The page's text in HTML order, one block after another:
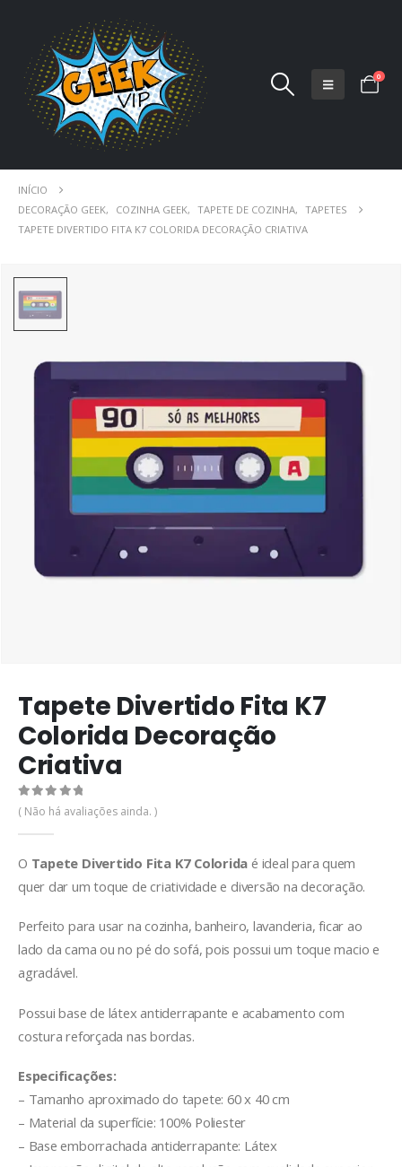
0
INÍCIO
DECORAÇÃO GEEK, COZINHA GEEK, TAPETE DE COZINHA, TAPETES
TAPETE DIVERTIDO FITA K7 COLORIDA DECORAÇÃO CRIATIVA
Tapete Divertido Fita K7
Colorida Decoração
Criativa
0 de 5
( Não há avaliações ainda. )
O Tapete Divertido Fita K7 Colorida é ideal para quem
quer dar um toque de criatividade e diversão na decoração.
Perfeito para usar na cozinha, banheiro, lavanderia, ficar ao
lado da cama ou no pé do sofá, pois possui um toque macio e
agradável.
Possui base de látex antiderrapante e acabamento com
costura reforçada nas bordas.
Especificações:
– Tamanho aproximado do tapete: 60 x 40 cm
– Material da superfície: 100% Poliester
– Base emborrachada antiderrapante: Látex